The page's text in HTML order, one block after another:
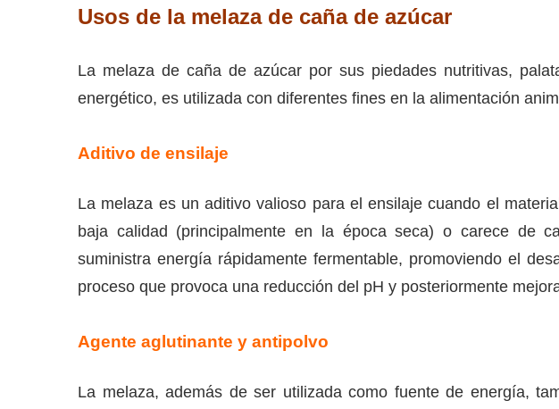
Usos de la melaza de caña de azúcar
La melaza de caña de azúcar por sus piedades nutritivas,
energético, es utilizada con diferentes fines en la alimentación
Aditivo de ensilaje
La melaza es un aditivo valioso para el ensilaje cuando el
baja calidad (principalmente en la época seca) o carece de
suministra energía rápidamente fermentable, promoviendo el
proceso que provoca una reducción del pH y posteriormente
Agente aglutinante y antipolvo
La melaza, además de ser utilizada como fuente de energía,